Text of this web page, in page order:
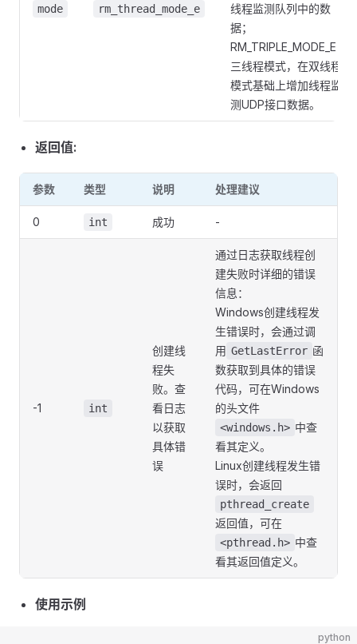
mode rm_thread_mode_e
线程监测队列中的数
据；
RM_TRIPLE_MODE_E：
三线程模式，在双线程
模式基础上增加线程监
测UDP接口数据。
返回值:
参数 类型 说明 处理建议
0 int 成功 -
-1 int
创建线
程失
败。查
看日志
以获取
具体错
误
通过日志获取线程创
建失败时详细的错误
信息：
Windows创建线程发
生错误时，会通过调
用 GetLastError 函
数获取到具体的错误
代码，可在Windows
的头文件
<windows.h> 中查
看其定义。
Linux创建线程发生错
误时，会返回
pthread_create
返回值，可在
<pthread.h> 中查
看其返回值定义。
使用示例
python